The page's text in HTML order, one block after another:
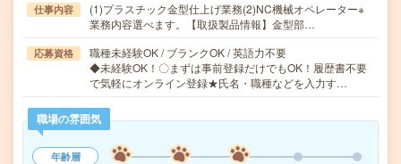
仕事内容
(1)プラスチック金型仕上げ業務(2)NC機械オペレーター※
業務内容選べます。【取扱製品情報】金型部…
応募資格
職種未経験OK / ブランクOK / 英語力不要
◆未経験OK！〇まずは事前登録だけでもOK！履歴書不要
で気軽にオンライン登録★氏名・職種などを入力す…
職場の雰囲気
年齢層